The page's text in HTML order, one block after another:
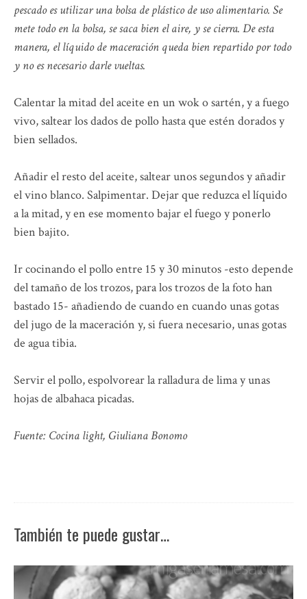
pescado es utilizar una bolsa de plástico de uso alimentario. Se
mete todo en la bolsa, se saca bien el aire, y se cierra. De esta
manera, el líquido de maceración queda bien repartido por todo
y no es necesario darle vueltas.
Calentar la mitad del aceite en un wok o sartén, y a fuego
vivo, saltear los dados de pollo hasta que estén dorados y
bien sellados.
Añadir el resto del aceite, saltear unos segundos y añadir
el vino blanco. Salpimentar. Dejar que reduzca el líquido
a la mitad, y en ese momento bajar el fuego y ponerlo
bien bajito.
Ir cocinando el pollo entre 15 y 30 minutos -esto depende
del tamaño de los trozos, para los trozos de la foto han
bastado 15- añadiendo de cuando en cuando unas gotas
del jugo de la maceración y, si fuera necesario, unas gotas
de agua tibia.
Servir el pollo, espolvorear la ralladura de lima y unas
hojas de albahaca picadas.
Fuente: Cocina light, Giuliana Bonomo
También te puede gustar…